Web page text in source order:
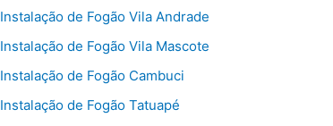
Instalação de Fogão Vila Andrade
Instalação de Fogão Vila Mascote
Instalação de Fogão Cambuci
Instalação de Fogão Tatuapé